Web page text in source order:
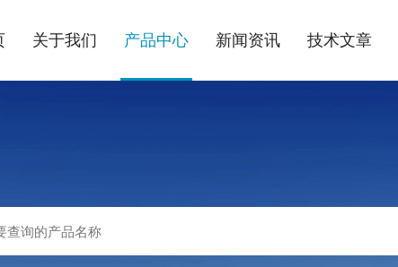
关于我们 产品中心 新闻资讯 技术文章